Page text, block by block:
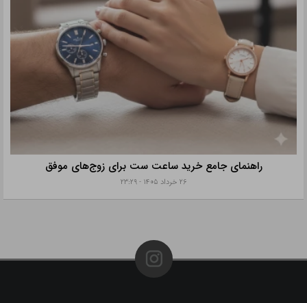
راهنمای جامع خرید ساعت ست برای زوج‌های موفق
۲۶ خرداد ۱۴۰۵ - ۲۳:۲۹